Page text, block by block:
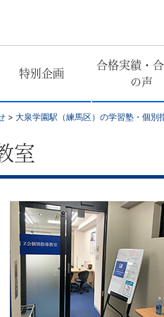
特別企画
合格実績・
の声
> 大泉学園駅（練馬区）の学習塾・個別
室